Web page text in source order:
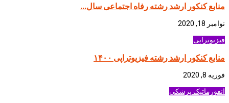
منابع کنکور ارشد رشته رفاه اجتماعی سال...
نوامبر 18, 2020
فیزیوتراپی
منابع کنکور ارشد رشته فیزیوتراپی ۱۴۰۰
فوریه 8, 2020
انفورماتیک پزشکی